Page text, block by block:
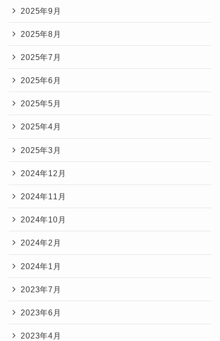
2025年9月
2025年8月
2025年7月
2025年6月
2025年5月
2025年4月
2025年3月
2024年12月
2024年11月
2024年10月
2024年2月
2024年1月
2023年7月
2023年6月
2023年4月